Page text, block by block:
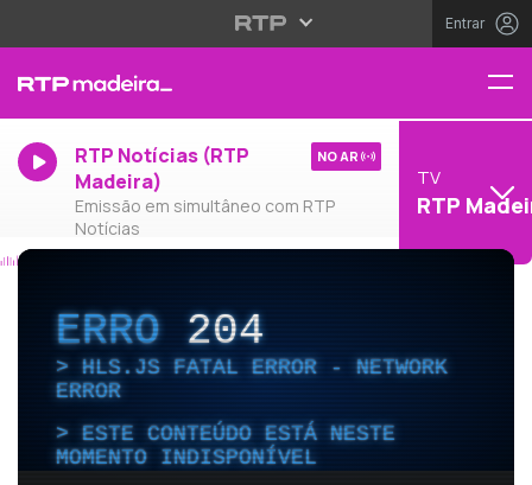
Entrar
RTP Notícias (RTP
Madeira)
Emissão em simultâneo com RTP
Notícias
NO AR
TV
RTP
ERRO204
HLS.JS FATAL ERROR - NETWORK
ERROR
ESTE CONTEÚDO ESTÁ NESTE
MOMENTO INDISPONÍVEL